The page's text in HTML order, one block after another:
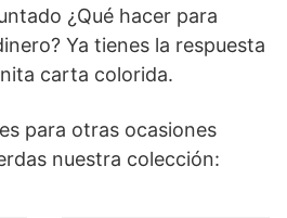
¿Qué hacer para
Ya tienes la respuesta
carta colorida.
para otras ocasiones
nuestra colección: